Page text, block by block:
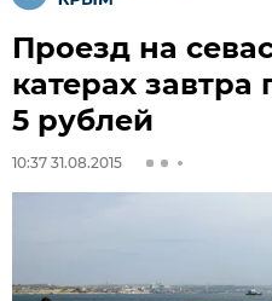
Проезд на
катерах
5 рублей
10:37 31.08.2015